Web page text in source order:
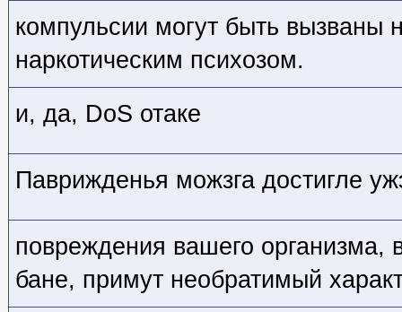
компульсии могут быть вызваны
наркотическим психозом.
и, да, DoS отаке
Паврижденья можзга достигле
повреждения вашего
бане, примут необратимый